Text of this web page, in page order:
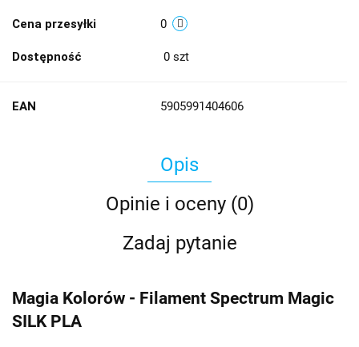
Cena przesyłki 0
Dostępność 0 szt
EAN 5905991404606
Opis
Opinie i oceny (0)
Zadaj pytanie
Magia Kolorów - Filament Spectrum Magic
SILK PLA